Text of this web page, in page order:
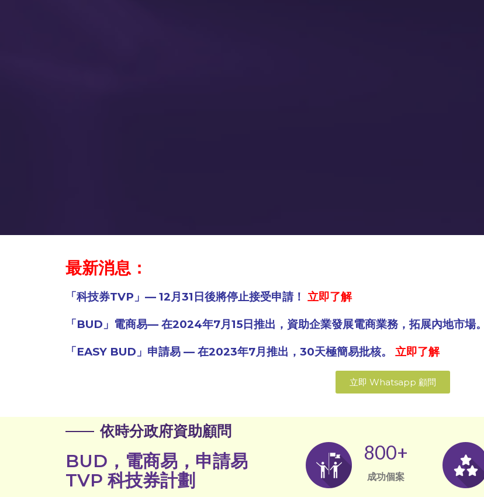
最新消息：
「科技券TVP」— 12月31日後將停止接受申請！ 立即了解
「BUD」電商易— 在2024年7月15日推出，資助企業發展電商業務，拓展內地市場。
「EASY BUD」申請易 — 在2023年7月推出，30天極簡易批核。 立即了解
立即 Whatsapp 顧問
依時分政府資助顧問
BUD，電商易，申請易
TVP 科技券計劃
800+
成功個案